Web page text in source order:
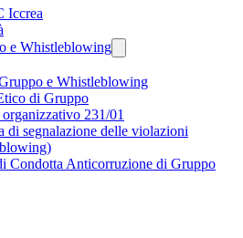
Iccrea
e Whistleblowing
e Whistleblowing
di Gruppo
231/01
di segnalazione delle violazioni
Condotta Anticorruzione di Gruppo